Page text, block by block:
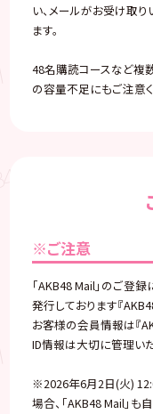
い、メールがお受け取
ます。
48名購読コースなど複
の容量不足にもご注意
※ご注意
「AKB48 Mail」のご登
発行しております『
お客様の会員情報は『
ID情報は大切に管理い
※2026年6月2日(火)
場合、「AKB48 Mail」も